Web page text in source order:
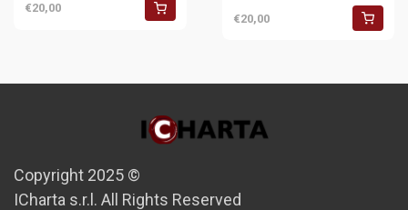
€20,00
€20,00
Copyright 2025 ©
ICharta s.r.l. All Rights Reserved